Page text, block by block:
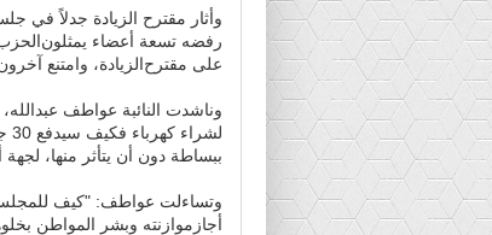
ﻭأﺛﺎﺭ ﻣﻘﺘﺮﺡ ﺍﻟﺰﻳﺎﺩﺓ ﺟﺪﻻً في
ﻋﻠﻰ ﻣﻘﺘﺮﺡﺍﻟﺰﻳﺎﺩﺓ، ﻭﺍﻣﺘﻨﻊ
وناشدت ﺍﻟﻨﺎﺋﺒﺔ ﻋﻮﺍﻃﻒ
ﺑﺒﺴﺎﻃﺔ ﺩﻭﻥ أﻥ يتأثر ﻣﻨﻬﺎ،
وتساءلت عواطف: "ﻛﻴﻒ
أﺟﺎﺯﻣﻮﺍﺯﻧﺘﻪ وﺑﺸﺮ ﺍﻟﻤﻮﺍﻃﻦ